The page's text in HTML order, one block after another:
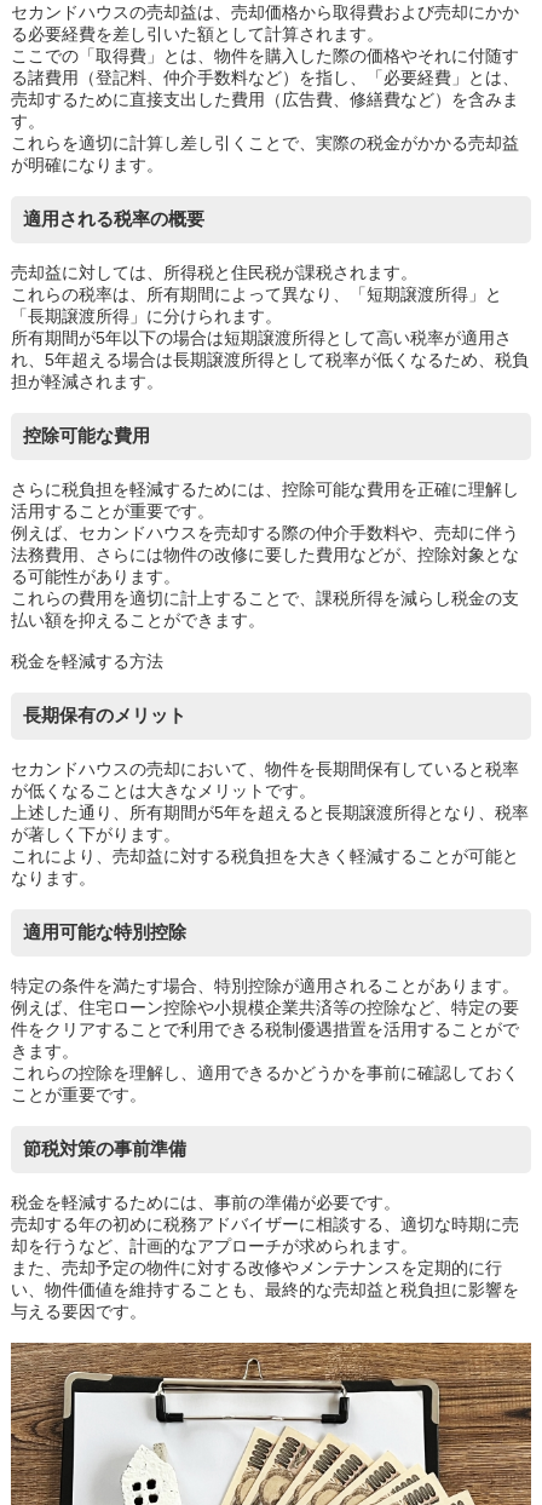
セカンドハウスの売却益は、売却価格から取得費および売却にかか
る必要経費を差し引いた額として計算されます。
ここでの「取得費」とは、物件を購入した際の価格やそれに付随す
る諸費用（登記料、仲介手数料など）を指し、「必要経費」とは、
売却するために直接支出した費用（広告費、修繕費など）を含みま
す。
これらを適切に計算し差し引くことで、実際の税金がかかる売却益
が明確になります。
適用される税率の概要
売却益に対しては、所得税と住民税が課税されます。
これらの税率は、所有期間によって異なり、「短期譲渡所得」と
「長期譲渡所得」に分けられます。
所有期間が5年以下の場合は短期譲渡所得として高い税率が適用さ
れ、5年超える場合は長期譲渡所得として税率が低くなるため、税負
担が軽減されます。
控除可能な費用
さらに税負担を軽減するためには、控除可能な費用を正確に理解し
活用することが重要です。
例えば、セカンドハウスを売却する際の仲介手数料や、売却に伴う
法務費用、さらには物件の改修に要した費用などが、控除対象とな
る可能性があります。
これらの費用を適切に計上することで、課税所得を減らし税金の支
払い額を抑えることができます。
税金を軽減する方法
長期保有のメリット
セカンドハウスの売却において、物件を長期間保有していると税率
が低くなることは大きなメリットです。
上述した通り、所有期間が5年を超えると長期譲渡所得となり、税率
が著しく下がります。
これにより、売却益に対する税負担を大きく軽減することが可能と
なります。
適用可能な特別控除
特定の条件を満たす場合、特別控除が適用されることがあります。
例えば、住宅ローン控除や小規模企業共済等の控除など、特定の要
件をクリアすることで利用できる税制優遇措置を活用することがで
きます。
これらの控除を理解し、適用できるかどうかを事前に確認しておく
ことが重要です。
節税対策の事前準備
税金を軽減するためには、事前の準備が必要です。
売却する年の初めに税務アドバイザーに相談する、適切な時期に売
却を行うなど、計画的なアプローチが求められます。
また、売却予定の物件に対する改修やメンテナンスを定期的に行
い、物件価値を維持することも、最終的な売却益と税負担に影響を
与える要因です。